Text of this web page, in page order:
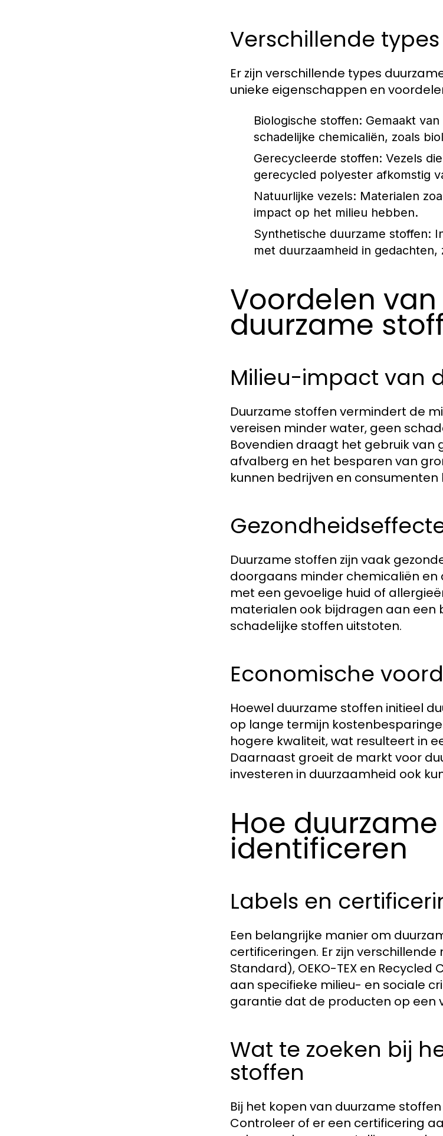
Verschillende
Er zijn verschillende types
unieke eigenschappen en
Biologische stoffen: Gemaakt
schadelijke chemicaliën, zoals
Gerecycleerde stoffen: Vezels
gerecycled polyester afkomstig
Natuurlijke vezels: Materialen
impact op het milieu hebben.
Synthetische duurzame stoffen:
met duurzaamheid in
Voordelen
duurzame
Milieu-impact van
Duurzame stoffen vermindert de
vereisen minder water, geen
Bovendien draagt het gebruik
afvalberg en het besparen van
kunnen bedrijven en
Duurzame stoffen zijn vaak
doorgaans minder chemicaliën
met een gevoelige huid of
materialen ook bijdragen aan een
schadelijke stoffen uitstoten.
Economische
Hoewel duurzame stoffen initieel
op lange termijn
hogere kwaliteit, wat resulteert in
Daarnaast groeit de markt voor
investeren in duurzaamheid ook
Hoe
identificeren
Labels en
Een belangrijke manier om
certificeringen. Er zijn verschillende
Standard), OEKO-TEX en
aan specifieke milieu- en sociale
garantie dat de producten op een
Wat te zoeken bij
stoffen
Bij het kopen van duurzame
Controleer of er een certificering